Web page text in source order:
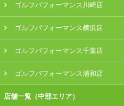
ゴルフパフォーマンス川崎店
ゴルフパフォーマンス横浜店
ゴルフパフォーマンス千葉店
ゴルフパフォーマンス浦和店
店舗一覧（中部エリア）